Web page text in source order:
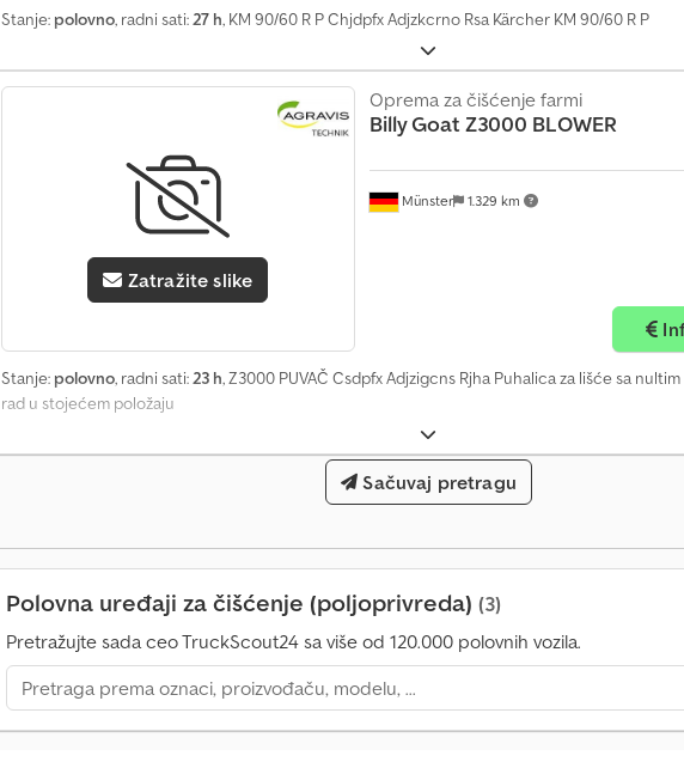
Stanje: polovno, radni sati:27 h, KM 90/60 R P Chjdpfx Adjzkcrno Rsa Kärcher KM 90/60 R P
Zatražite slike
Münster 1.329 km
Oprema za čišćenje farmi
Billy Goat Z3000 BLOWER
Stanje: polovno, radni sati: 23 h, Z3000 PUVAČ Csdpfx Adjzigcns Rjha Puhalica za lišće sa
rad u stojećem položaju
Sačuvaj pretragu
Polovna uređaji za čišćenje (poljoprivreda) (3)
Pretražujte sada ceo TruckScout24 sa više od 120.000 polovnih vozila.